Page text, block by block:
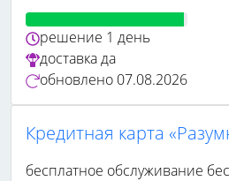
решение 1 день
доставкада
обновлено 07.08.2026
Кредитная карта
бесплатное обслуживание